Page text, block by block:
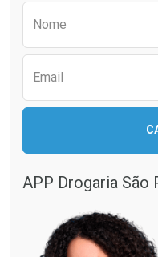
Comprar sem Desconto
Comprar sem Desconto
Nome
Email
APP Drogaria São